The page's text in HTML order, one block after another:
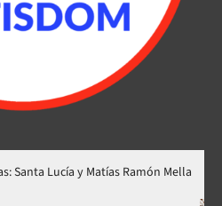
y Matías Ramón Mella